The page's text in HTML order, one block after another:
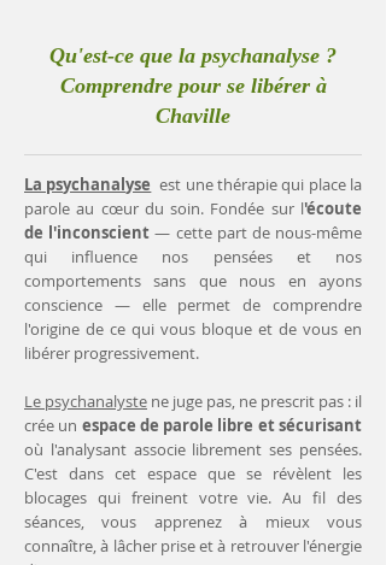
Qu'est-ce que la psychanalyse ?
Comprendre pour se libérer à
Chaville
La psychanalyse est une thérapie qui place la
parole au cœur du soin. Fondée sur l'écoute
de l'inconscient— cette part de nous-même
qui influence nos pensées et nos
comportements sans que nous en ayons
conscience — elle permet de comprendre
l'origine de ce qui vous bloque et de vous en
libérer progressivement.
Le psychanalyste ne juge pas, ne prescrit pas : il
crée un espace de parole libre et sécurisant
où l'analysant associe librement ses pensées.
C'est dans cet espace que se révèlent les
blocages qui freinent votre vie. Au fil des
séances, vous apprenez à mieux vous
connaître, à lâcher prise et à retrouver l'énergie